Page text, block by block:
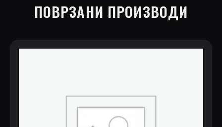
ПОВРЗАНИ ПРОИЗВОДИ